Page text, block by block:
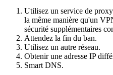
Utilisez un service de
la même manière qu'un
sécurité supplémentaires
Attendez la fin du ban.
Utilisez un autre réseau.
Obtenir une adresse IP
Smart DNS.